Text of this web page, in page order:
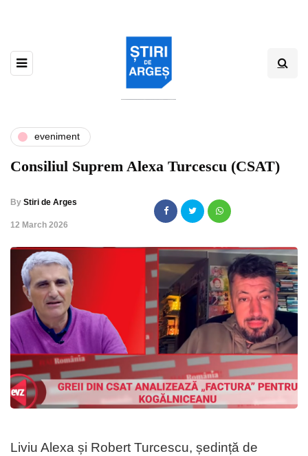
eveniment
Consiliul Suprem Alexa Turcescu (CSAT)
By Stiri de Arges
,12 March 2026
Liviu Alexa și Robert Turcescu, ședință de